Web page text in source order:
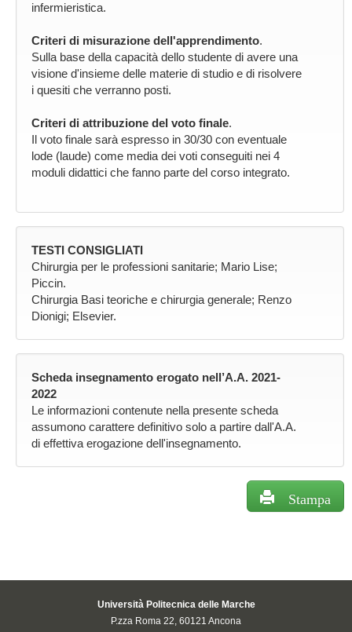
infermieristica.
Criteri di misurazione dell'apprendimento.
Sulla base della capacità dello studente di avere una
visione d'insieme delle materie di studio e di risolvere
i quesiti che verranno posti.
Criteri di attribuzione del voto finale.
Il voto finale sarà espresso in 30/30 con eventuale
lode (laude) come media dei voti conseguiti nei 4
moduli didattici che fanno parte del corso integrato.
TESTI CONSIGLIATI
Chirurgia per le professioni sanitarie; Mario Lise;
Piccin.
Chirurgia Basi teoriche e chirurgia generale; Renzo
Dionigi; Elsevier.
Scheda insegnamento erogato nell’A.A. 2021-
2022
Le informazioni contenute nella presente scheda
assumono carattere definitivo solo a partire dall'A.A.
di effettiva erogazione dell'insegnamento.
Stampa
Università Politecnica delle Marche
P.zza Roma 22, 60121 Ancona